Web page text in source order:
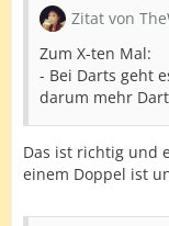
Zitat von
Zum X-ten Mal:
- Bei Darts geht
darum mehr
Das ist richtig und
einem Doppel ist